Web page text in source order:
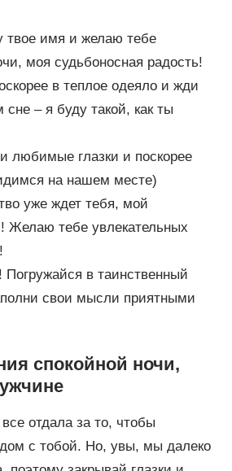
твое имя и желаю тебе
моя судьбоносная радость!
в теплое одеяло и жди
сне – я буду такой, как ты
любимые глазки и поскорее
на нашем месте)
уже ждет тебя, мой
Желаю тебе увлекательных
Погружайся в таинственный
свои мысли приятными
спокойной ночи,
отдала за то, чтобы
с тобой. Но, увы, мы далеко